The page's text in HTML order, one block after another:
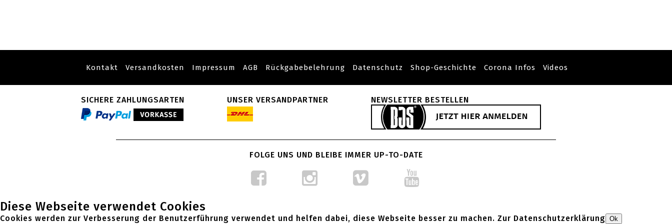
Kontakt Versandkosten Impressum AGB Rückgabebelehrung Datenschutz Shop-Geschichte Corona Infos Videos
SICHERE ZAHLUNGSARTEN UNSER VERSANDPARTNER NEWSLETTER BESTELLEN
FOLGE UNS UND BLEIBE IMMER UP-TO-DATE
Diese Webseite verwendet Cookies
Cookies werden zur Verbesserung der Benutzerführung verwendet und helfen dabei, diese Webseite besser zu machen. Zur Datenschutzerklärung